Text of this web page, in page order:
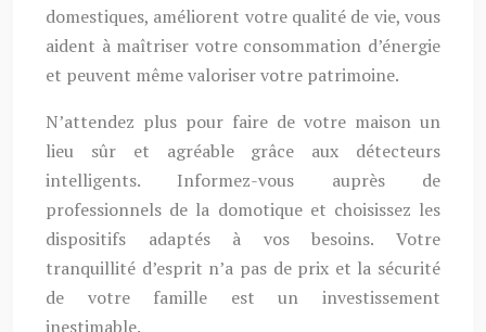
domestiques, améliorent votre qualité de vie, vous
aident à maîtriser votre consommation d’énergie
et peuvent même valoriser votre patrimoine.
N’attendez plus pour faire de votre maison un
lieu sûr et agréable grâce aux détecteurs
intelligents. Informez-vous auprès de
professionnels de la domotique et choisissez les
dispositifs adaptés à vos besoins. Votre
tranquillité d’esprit n’a pas de prix et la sécurité
de votre famille est un investissement
inestimable.